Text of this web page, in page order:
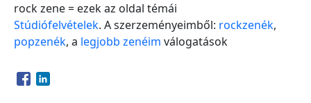
rock zene = ezek az oldal témái
Stúdiófelvételek. A szerzeményeimből: rockzenék,
popzenék, a legjobb zenéim válogatások
Opens in a new window
Opens in a new window